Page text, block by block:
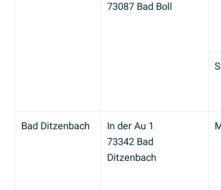
73087 Bad Boll
Bad Ditzenbach
In der Au 1
73342 Bad
Ditzenbach